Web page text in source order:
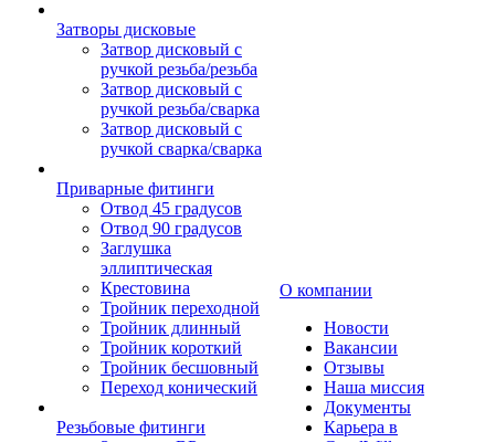
Затворы дисковые
Затвор дисковый с
ручкой резьба/резьба
Затвор дисковый с
ручкой резьба/сварка
Затвор дисковый с
ручкой сварка/сварка
Приварные фитинги
Отвод 45 градусов
Отвод 90 градусов
Заглушка
эллиптическая
Крестовина
Тройник переходной
Тройник длинный
Тройник короткий
Тройник бесшовный
Переход конический
Резьбовые фитинги
О компании
Новости
Вакансии
Отзывы
Наша миссия
Документы
Карьера в